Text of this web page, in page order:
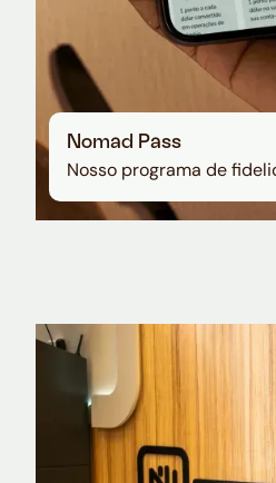
Nomad Pass
Nosso programa de
Nomad Explorer